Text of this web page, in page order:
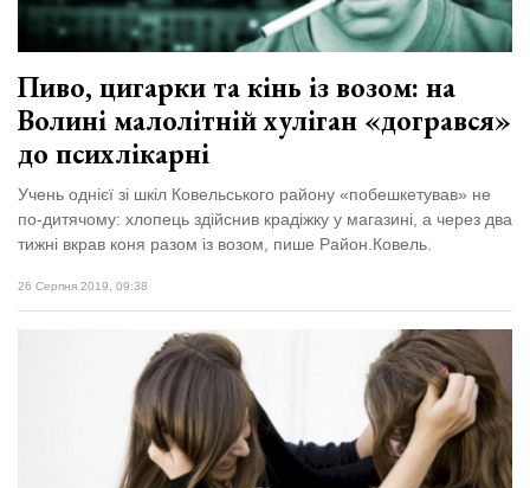
Пиво, цигарки та кінь із возом: на
Волині малолітній хуліган «догрався»
до психлікарні
Учень однієї зі шкіл Ковельського району «побешкетував» не
по-дитячому: хлопець здійснив крадіжку у магазині, а через два
тижні вкрав коня разом із возом, пише Район.Ковель.
26 Серпня 2019, 09:38